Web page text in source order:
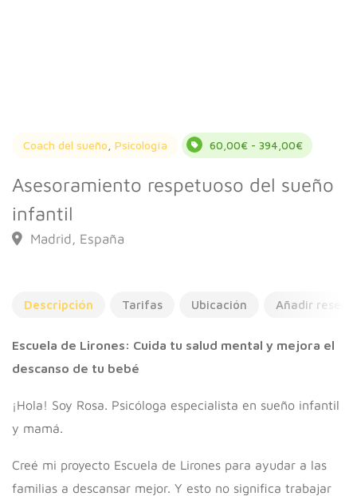
Coach del sueño Psicología 60,00€ - 394,00€
Asesoramiento respetuoso del sueño
infantil
Madrid, España
Descripción Tarifas Ubicación Añadir reseña
Escuela de Lirones: Cuida tu salud mental y mejora el
descanso de tu bebé
¡Hola! Soy Rosa. Psicóloga especialista en sueño infantil
y mamá.
Creé mi proyecto Escuela de Lirones para ayudar a las
familias a descansar mejor. Y esto no significa trabajar